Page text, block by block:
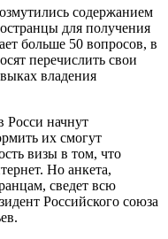
содержанием
для получения
больше 50 вопросов, в
перечислить свои
владения
Росси начнут
их смогут
визы в том, что
Но анкета,
сведет всю
Российского союза